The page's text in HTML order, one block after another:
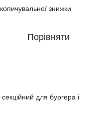
знижки
Порівняти
для бургера і